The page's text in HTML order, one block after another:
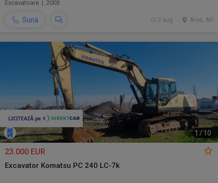
Excavatoare | 2003
Sună Arad, AR
2 aug.
1 /10
23.000 EUR
Excavator Komatsu PC 240 LC-7k